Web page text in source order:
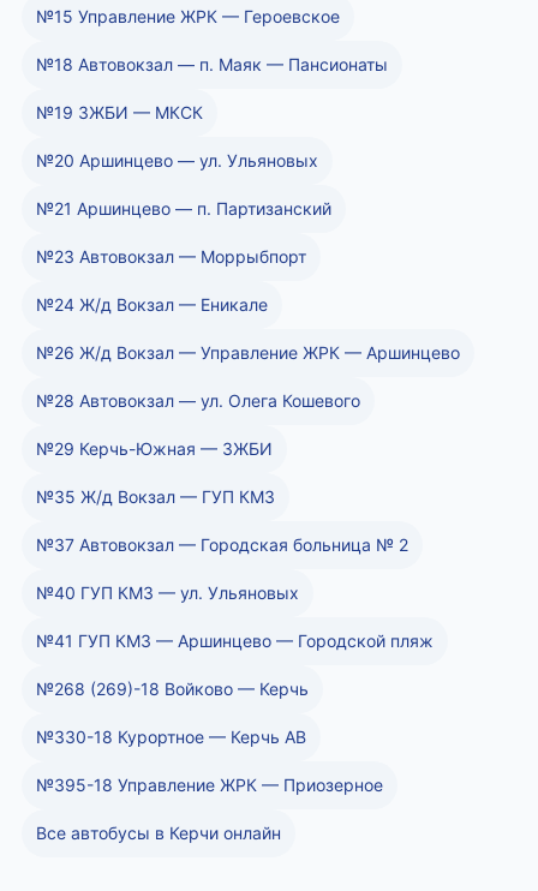
№15 Управление ЖРК — Героевское
№18 Автовокзал — п. Маяк — Пансионаты
№19 ЗЖБИ — МКСК
№20 Аршинцево — ул. Ульяновых
№21 Аршинцево — п. Партизанский
№23 Автовокзал — Моррыбпорт
№24 Ж/д Вокзал — Еникале
№26 Ж/д Вокзал — Управление ЖРК — Аршинцево
№28 Автовокзал — ул. Олега Кошевого
№29 Керчь-Южная — ЗЖБИ
№35 Ж/д Вокзал — ГУП КМЗ
№37 Автовокзал — Городская больница № 2
№40 ГУП КМЗ — ул. Ульяновых
№41 ГУП КМЗ — Аршинцево — Городской пляж
№268 (269)-18 Войково — Керчь
№330-18 Курортное — Керчь АВ
№395-18 Управление ЖРК — Приозерное
Все автобусы в Керчи онлайн